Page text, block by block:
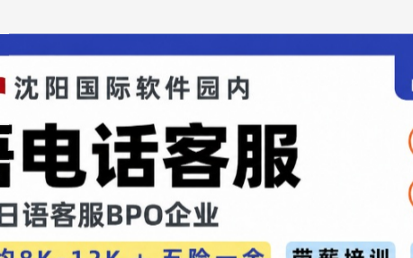
话，可以适用于紧急出境的出入境证件办理，请报名
准备护照，以免影响入学的申请。
地的出入境管理处需要提供具体哪些材料。
要求也会有所不同，维波君根据我们学员办理的情况
为参考，办理护照需要以下材料。